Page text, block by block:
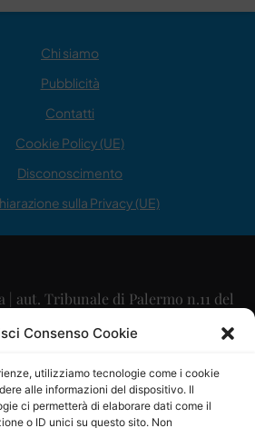
Consenso Cookie
utilizziamo tecnologie come i cookie
alle informazioni del dispositivo. Il
ci permetterà di elaborare dati come il
o ID unici su questo sito. Non
Chi siamo
Pubblicità
Contatti
Cookie Policy (UE)
Disconoscimento
sulla Privacy (UE)
aut. Tribunale di Palermo n.11 del
29/09/2015
Maurizio Scaglione